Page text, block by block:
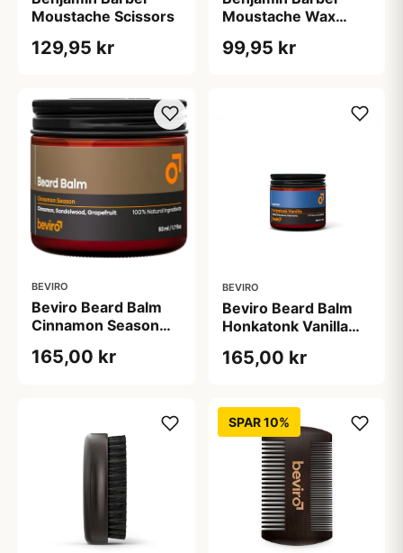
Moustache Scissors
129,95 kr
Moustache Wax
99,95 kr
BEVIRO
Beviro Beard Balm
Cinnamon Season
165,00 kr
BEVIRO
Beviro Beard Balm
Honkatonk Vanilla
165,00 kr
SPAR 10%